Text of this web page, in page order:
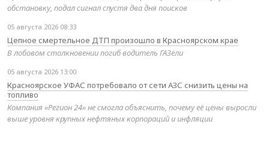
обстановку, подал сигнал спустя два дня поисков
05 августа 2026 08:33
Цепное смертельное ДТП произошло в Красноярском крае
В лобовом столкновении погиб водитель ГАЗели
05 августа 2026 13:00
Красноярское УФАС потребовало от сети АЗС снизить цены на
топливо
Компания «Регион 24» не смогла объяснить, почему её цены выросли
выше уровня крупных нефтяных корпораций и инфляции